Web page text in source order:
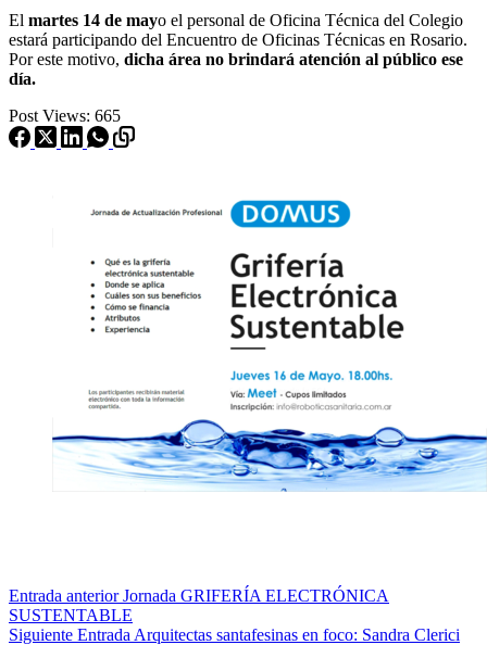
El martes 14 de mayo el personal de Oficina Técnica del Colegio
estará participando del Encuentro de Oficinas Técnicas en Rosario.
Por este motivo, dicha área no brindará atención al público ese
día.
Post Views: 665
Entrada anteriorJornada GRIFERÍA ELECTRÓNICA
SUSTENTABLE
Siguiente Entrada Arquitectas santafesinas en foco: Sandra Clerici